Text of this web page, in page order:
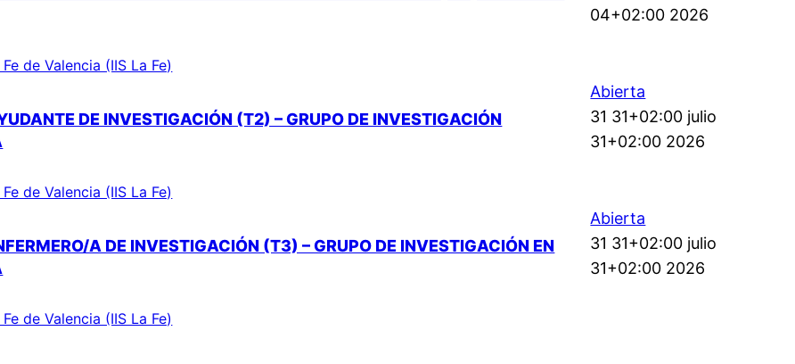
de Valencia (IIS La Fe)
04+02:00 2026
DE INVESTIGACIÓN (T2) – GRUPO DE INVESTIGACIÓN
de Valencia (IIS La Fe)
Abierta
31 31+02:00 julio
31+02:00 2026
A DE INVESTIGACIÓN (T3) – GRUPO DE INVESTIGACIÓN EN
de Valencia (IIS La Fe)
Abierta
31 31+02:00 julio
31+02:00 2026